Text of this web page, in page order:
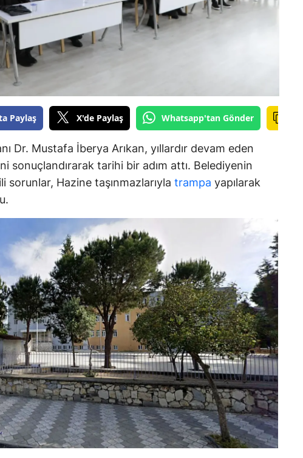
Sinop
Sivas
Tekirdağ
Trabzon
Şanlıurfa
Uşak
Yozgat
Zonguldak
Aksaray
Bayburt
Karaman
Kırıkkale
Batman
Şırnak
Bartın
Paylaş X'de Paylaş Whatsapp'tan Gönder
Dr. Mustafa İberya Arıkan, yıllardır devam eden
sonuçlandırarak tarihi bir adım attı. Belediyenin
sorunlar, Hazine taşınmazlarıyla trampa yapılarak